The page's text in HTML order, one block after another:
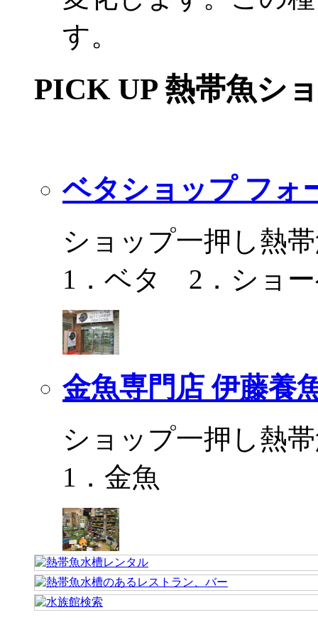
す。
PICK UP 熱帯魚シ
ベタショップ フォ
ショップ一押し熱
1．ベタ 2．ショ
金魚専門店 伊藤養
ショップ一押し熱
1．金魚